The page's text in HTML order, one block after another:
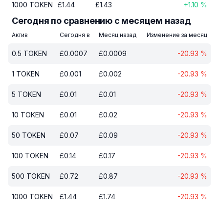
1000 TOKEN £1.44 £1.43 +1.10 %
Сегодня по сравнению с месяцем назад
Актив Сегодня в Месяц назад Изменение за месяц
0.5 TOKEN £0.0007 £0.0009 -20.93 %
1 TOKEN £0.001 £0.002 -20.93 %
5 TOKEN £0.01 £0.01 -20.93 %
10 TOKEN £0.01 £0.02 -20.93 %
50 TOKEN £0.07 £0.09 -20.93 %
100 TOKEN £0.14 £0.17 -20.93 %
500 TOKEN £0.72 £0.87 -20.93 %
1000 TOKEN £1.44 £1.74 -20.93 %